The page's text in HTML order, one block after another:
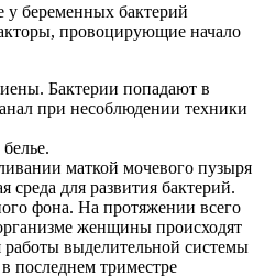
беременных бактерий
провоцирующие начало
Бактерии попадают в
при несоблюдении техники
маткой мочевого пузыря
среда для развития бактерий.
фона. На протяжении всего
женщины происходят
выделительной системы
последнем триместре